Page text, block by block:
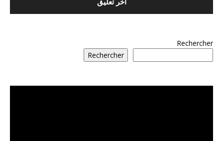
Rechercher
Rechercher